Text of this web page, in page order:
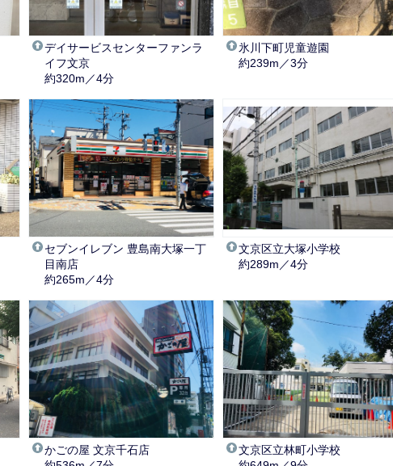
デイサービスセンターファンラ
イフ文京
約320m／4分
氷川下町児童遊園
約239m／3分
セブンイレブン 豊島南大塚一丁
目南店
約265m／4分
文京区立大塚小学校
約289m／4分
かごの屋 文京千石店
文京区立林町小学校